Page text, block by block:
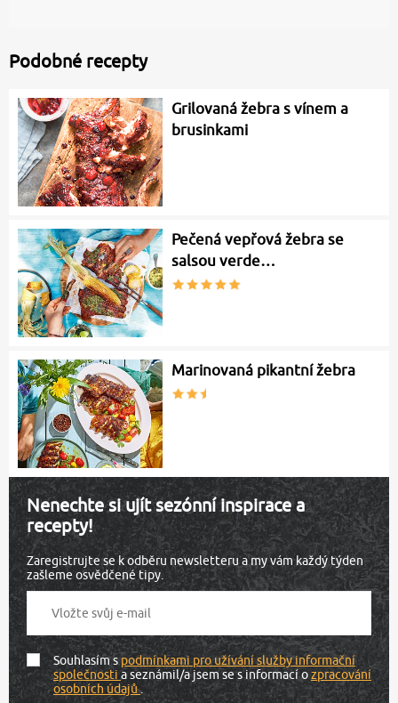
Podobné recepty
Grilovaná žebra s vínem a
brusinkami
Pečená vepřová žebra se
salsou verde…
Marinovaná pikantní žebra
Nenechte si ujít sezónní inspirace a
recepty!
Zaregistrujte se k odběru newsletteru a my vám každý týden
zašleme osvědčené tipy.
Souhlasím spodmínkami pro užívání služby informační
společnostia seznámil/a jsem se s informací ozpracování
osobních údajů.